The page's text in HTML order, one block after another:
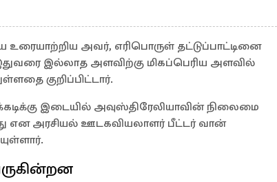
உரையாற்றிய அவர், எரிபொருள் தட்டுப்பாட்டினை
இதுவரை இல்லாத அளவிற்கு மிகப்பெரிய அளவில்
குறிப்பிட்டார்.
இடையில் அவுஸ்திரேலியாவின் நிலைமை
என அரசியல் ஊடகவியலாளர் பீட்டர் வான்